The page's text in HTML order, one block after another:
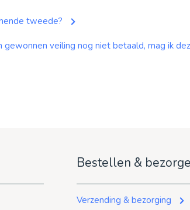
tweede?
gewonnen veiling nog niet betaald, mag ik
Bestellen &
Verzending & bezorging